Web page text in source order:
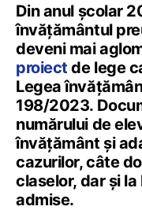
⁠Din anul școlar
învățământul
deveni mai
proiect de lege
Legea
198/2023.
numărului de
învățământ și
cazurilor, câte
claselor, dar și
admise.